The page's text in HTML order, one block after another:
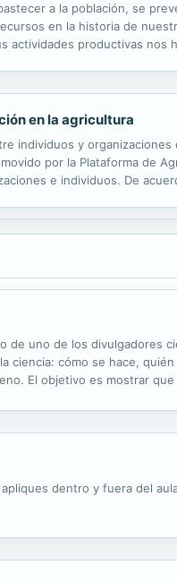
a la población, se
en la historia de
productivas nos
en la agricultura
individuos y organizaciones
por la Plataforma de
e individuos. De
de uno de los divulgadores
ciencia: cómo se hace,
El objetivo es mostrar
dentro y fuera del